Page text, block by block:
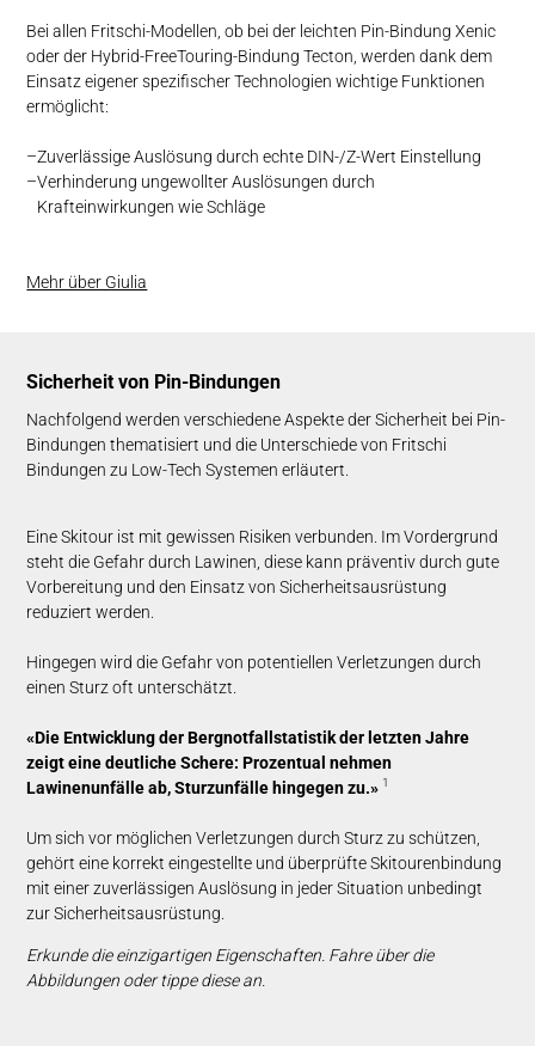
Bei allen Fritschi-Modellen, ob bei der leichten Pin-Bindung Xenic
oder der Hybrid-FreeTouring-Bindung Tecton, werden dank dem
Einsatz eigener spezifischer Technologien wichtige Funktionen
ermöglicht:
Zuverlässige Auslösung durch echte DIN-/Z-Wert Einstellung
Verhinderung ungewollter Auslösungen durch
Krafteinwirkungen wie Schläge
Mehr über Giulia
Sicherheit von Pin-Bindungen
Nachfolgend werden verschiedene Aspekte der Sicherheit bei Pin-
Bindungen thematisiert und die Unterschiede von Fritschi
Bindungen zu Low-Tech Systemen erläutert.
Eine Skitour ist mit gewissen Risiken verbunden. Im Vordergrund
steht die Gefahr durch Lawinen, diese kann präventiv durch gute
Vorbereitung und den Einsatz von Sicherheitsausrüstung
reduziert werden.
Hingegen wird die Gefahr von potentiellen Verletzungen durch
einen Sturz oft unterschätzt.
«Die Entwicklung der Bergnotfallstatistik der letzten Jahre
zeigt eine deutliche Schere: Prozentual nehmen
Lawinenunfälle ab, Sturzunfälle hingegen zu.» 1
Um sich vor möglichen Verletzungen durch Sturz zu schützen,
gehört eine korrekt eingestellte und überprüfte Skitourenbindung
mit einer zuverlässigen Auslösung in jeder Situation unbedingt
zur Sicherheitsausrüstung.
Erkunde die einzigartigen Eigenschaften. Fahre über die
Abbildungen oder tippe diese an.